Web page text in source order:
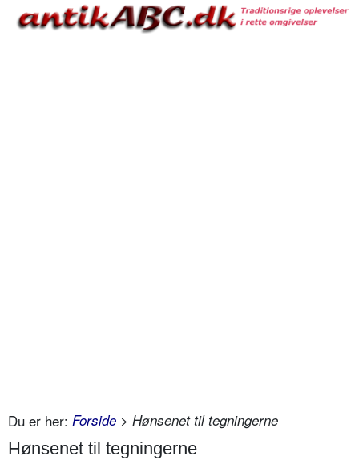
Du er her: Forside > Hønsenet til tegningerne
Hønsenet til tegningerne